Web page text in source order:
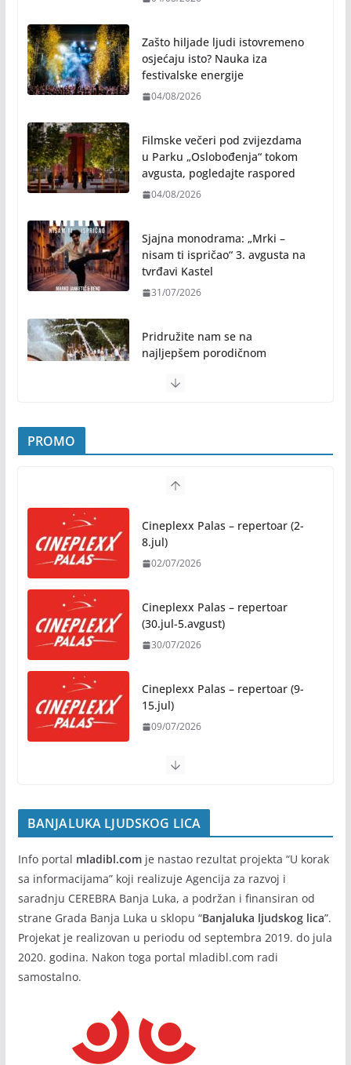
Zašto hiljade ljudi istovremeno
osjećaju isto? Nauka iza
festivalske energije
04/08/2026
Filmske večeri pod zvijezdama
u Parku „Oslobođenja“ tokom
avgusta, pogledajte raspored
04/08/2026
Sjajna monodrama: „Mrki –
nisam ti ispričao“ 3. avgusta na
tvrđavi Kastel
31/07/2026
Pridružite nam se na
najljepšem porodičnom
avgust, od 19.00 časova, u
Novo mjesto u našem gradu: Otvoren amfiteatar
kod Pravnog fakulteta
31/07/2026
Na jesen počinje novo poglavlje za Banju Luku:
Starčevica dobija prvu senzornu baštu u Republici
Srpskoj
05/08/2026
Banja Luka domaćin „Vespa
susreta“ od 7. do 9. avgusta
PROMO
Cineplexx Palas – repertoar (2-
8.jul)
02/07/2026
Cineplexx Palas – repertoar
(30.jul-5.avgust)
30/07/2026
Cineplexx Palas – repertoar (9-
15.jul)
09/07/2026
BANJALUKA LJUDSKOG LICA
Info portal mladibl.comje nastao rezultat projekta “U korak
sa informacijama” koji realizuje Agencija za razvoj i
saradnju CEREBRA Banja Luka, a podržan i finansiran od
strane Grada Banja Luka u sklopu “Banjaluka ljudskog lica”.
Projekat je realizovan u periodu od septembra 2019. do jula
2020. godina. Nakon toga portal mladibl.com radi
samostalno.